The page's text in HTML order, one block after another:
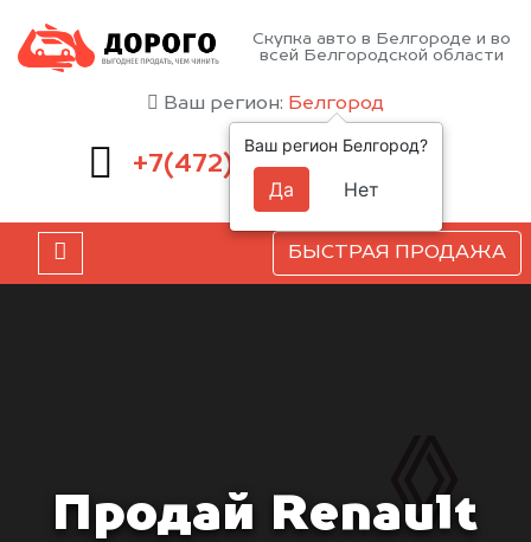
Скупка авто в Белгороде и во
всей Белгородской области
Ваш регион: Белгород
+7(472) 220-54-52
БЫСТРАЯ ПРОДАЖА
Продай Renault
Ваш регион Белгород?
Да Нет